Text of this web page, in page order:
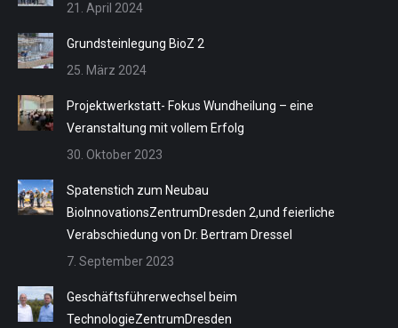
21. April 2024
Grundsteinlegung BioZ 2
25. März 2024
Projektwerkstatt- Fokus Wundheilung – eine
Veranstaltung mit vollem Erfolg
30. Oktober 2023
Spatenstich zum Neubau
BioInnovationsZentrumDresden 2,und feierliche
Verabschiedung von Dr. Bertram Dressel
7. September 2023
Geschäftsführerwechsel beim
TechnologieZentrumDresden